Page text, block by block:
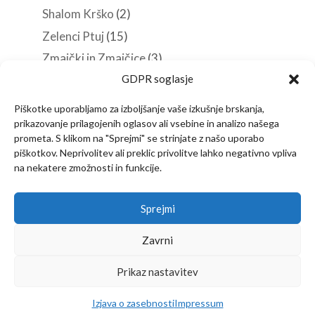
GDPR soglasje
Piškotke uporabljamo za izboljšanje vaše izkušnje brskanja,
prikazovanje prilagojenih oglasov ali vsebine in analizo našega
prometa. S klikom na "Sprejmi" se strinjate z našo uporabo
piškotkov. Neprivolitev ali preklic privolitve lahko negativno vpliva
na nekatere zmožnosti in funkcije.
Sprejmi
Zavrni
Prikaz nastavitev
Izjava o zasebnostiImpressum
Shalom Krško (2)
Zelenci Ptuj (15)
Zmajčki in Zmajčice(3)
Stezosledci
Veščine in spretnosti(38)
Predstavitev Članstvo
Novice
Vsebine za vodnike
Izjava o zasebnosti
Kontakt
Izdelava in vzdrževanje:KlikNET.si